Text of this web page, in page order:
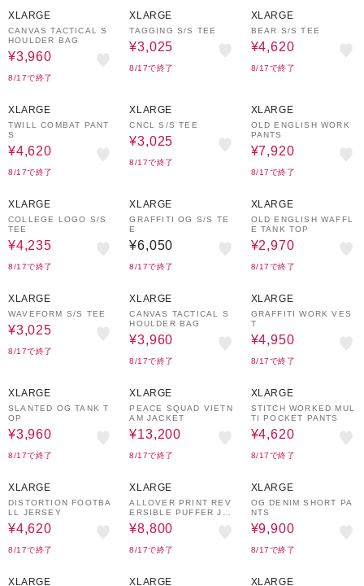
XLARGE
CANVAS TACTICAL S
HOULDER BAG
¥3,960
8/17で終了
XLARGE
TAGGING S/S TEE
¥3,025
8/17で終了
XLARGE
BEAR S/S TEE
¥4,620
8/17で終了
XLARGE
TWILL COMBAT PANT
S
¥4,620
8/17で終了
XLARGE
CNCL S/S TEE
¥3,025
8/17で終了
XLARGE
OLD ENGLISH WORK
PANTS
¥7,920
8/17で終了
XLARGE
COLLEGE LOGO S/S
TEE
¥4,235
8/17で終了
XLARGE
GRAFFITI OG S/S TE
E
¥6,050
8/17で終了
XLARGE
OLD ENGLISH WAFFL
E TANK TOP
¥2,970
8/17で終了
XLARGE
WAVEFORM S/S TEE
¥3,025
8/17で終了
XLARGE
CANVAS TACTICAL S
HOULDER BAG
¥3,960
8/17で終了
XLARGE
GRAFFITI WORK VES
T
¥4,950
8/17で終了
XLARGE
SLANTED OG TANK T
OP
¥3,960
8/17で終了
XLARGE
PEACE SQUAD VIETN
AM JACKET
¥13,200
8/17で終了
XLARGE
STITCH WORKED MUL
TI POCKET PANTS
¥4,620
8/17で終了
XLARGE
DISTORTION FOOTBA
LL JERSEY
¥4,620
8/17で終了
XLARGE
ALLOVER PRINT REV
ERSIBLE PUFFER JA
CKET
¥8,800
8/17で終了
XLARGE
OG DENIM SHORT PA
NTS
¥9,900
8/17で終了
XLARGE XLARGE XLARGE